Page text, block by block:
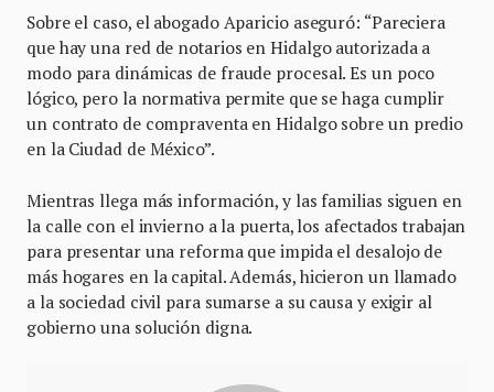
Sobre el caso, el abogado Aparicio aseguró: “Pareciera
que hay una red de notarios en Hidalgo autorizada a
modo para dinámicas de fraude procesal. Es un poco
lógico, pero la normativa permite que se haga cumplir
un contrato de compraventa en Hidalgo sobre un predio
en la Ciudad de México”.
Mientras llega más información, y las familias siguen en
la calle con el invierno a la puerta, los afectados trabajan
para presentar una reforma que impida el desalojo de
más hogares en la capital. Además, hicieron un llamado
a la sociedad civil para sumarse a su causa y exigir al
gobierno una solución digna.